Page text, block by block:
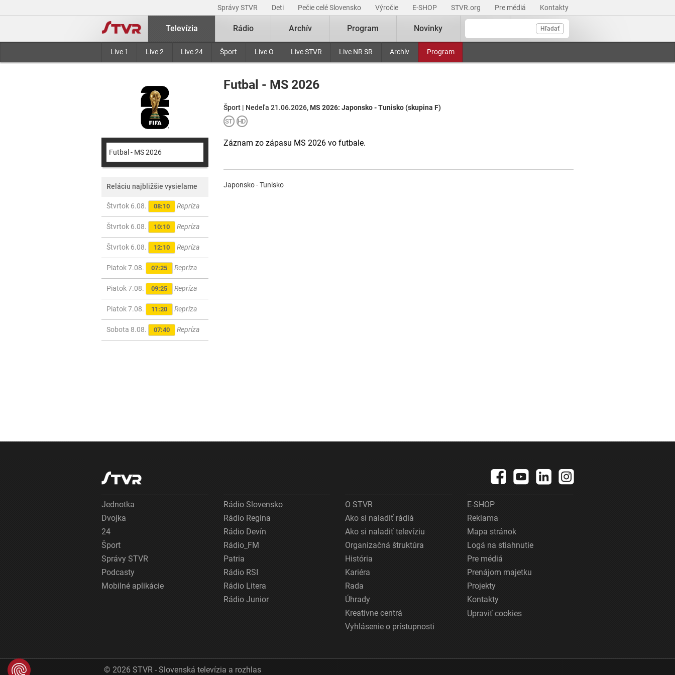
Správy STVR Deti Pečie celé Slovensko Výročie E-SHOP STVR.org Pre médiá Kontakty
Hľadať
Televízia
Live 1 Live 2 Live 24 Šport Live O Live STVR Live NR SR Archív Program
Rádio Archív Program Novinky
Futbal - MS 2026
Reláciu najbližšie vysielame
Štvrtok 6.08. 08:10 Repríza
Štvrtok 6.08. 10:10 Repríza
Štvrtok 6.08. 12:10 Repríza
Piatok 7.08. 07:25 Repríza
Piatok 7.08. 09:25 Repríza
Piatok 7.08. 11:20 Repríza
Sobota 8.08. 07:40 Repríza
Futbal - MS 2026
Šport | Nedeľa 21.06.2026, MS 2026: Japonsko - Tunisko (skupina F)
Záznam zo zápasu MS 2026 vo futbale.
Japonsko - Tunisko
Jednotka
Dvojka
24
Šport
Správy STVR
Podcasty
Mobilné aplikácie
Rádio Slovensko
Rádio Regina
Rádio Devín
Rádio_FM
Patria
Rádio RSI
Rádio Litera
Rádio Junior
O STVR
Ako si naladiť rádiá
Ako si naladiť televíziu
Organizačná štruktúra
História
Kariéra
Rada
Úhrady
Kreatívne centrá
Vyhlásenie o prístupnosti
E-SHOP
Reklama
Mapa stránok
Logá na stiahnutie
Pre médiá
Prenájom majetku
Projekty
Kontakty
Upraviť cookies
© 2026 STVR - Slovenská televízia a rozhlas